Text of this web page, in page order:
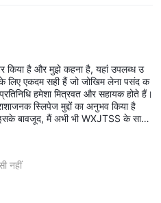
किया है और मुझे कहना है, यहां उपलब्ध उ
लिए एकदम सही हैं जो जोखिम लेना पसंद क
हमेशा मित्रवत और सहायक होते हैं।
स्लिपेज मुद्दों का अनुभव किया है
इसके बावजूद, मैं अभी भी WXJTSS के साथ
हूं कि उच्च उत्तोलन के लाभ कभी-कभी
नहीं